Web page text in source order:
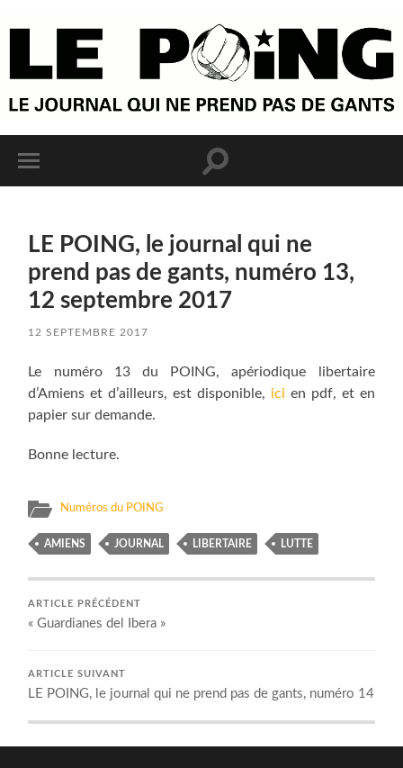
LE POING, le journal qui ne
prend pas de gants, numéro 13,
12 septembre 2017
12 SEPTEMBRE 2017
Le numéro 13 du POING, apériodique libertaire
d’Amiens et d’ailleurs, est disponible, ici en pdf, et en
papier sur demande.
Bonne lecture.
Numéros du POING
AMIENS JOURNAL LIBERTAIRE LUTTE
ARTICLE PRÉCÉDENT
« Guardianes del Ibera »
ARTICLE SUIVANT
LE POING, le journal qui ne prend pas de gants, numéro 14